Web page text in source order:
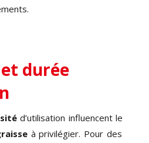
durée
d’utilisation influencent le
à privilégier. Pour des